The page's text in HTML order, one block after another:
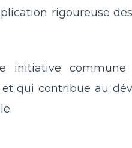
rigoureuse
initiative
qui contribue au